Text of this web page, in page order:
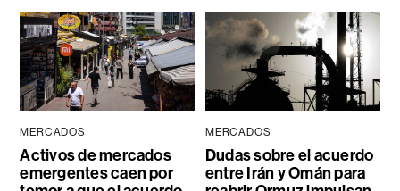
MERCADOS
Activos de mercados
emergentes caen por
MERCADOS
Dudas sobre el acuerdo
entre Irán y Omán para